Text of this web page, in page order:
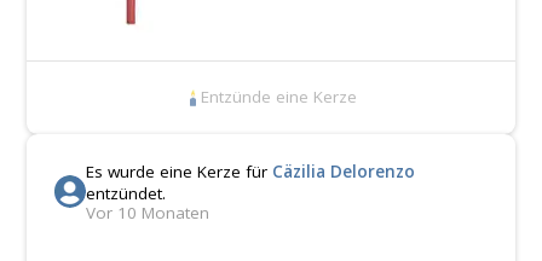
Entzünde eine Kerze
Es wurde eine Kerze für Cäzilia Delorenzo
entzündet.
Vor 10 Monaten